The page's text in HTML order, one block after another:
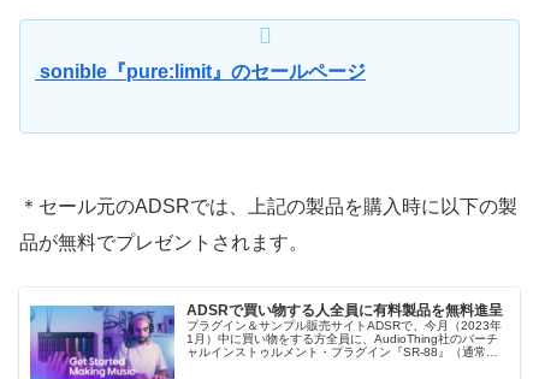
sonible『pure:limit』のセールページ
＊セール元のADSRでは、上記の製品を購入時に以下の製
品が無料でプレゼントされます。
ADSRで買い物する人全員に有料製品を無料進呈
プラグイン＆サンプル販売サイトADSRで、今月（2023年
1月）中に買い物をする方全員に、AudioThing社のバーチ
ャルインストゥルメント・プラグイン『SR-88』（通常価